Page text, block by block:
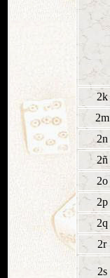
2k
2m
2n
2ñ
2o
2p
2q
2r
2s